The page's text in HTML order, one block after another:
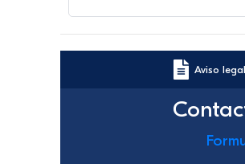
Aviso legal